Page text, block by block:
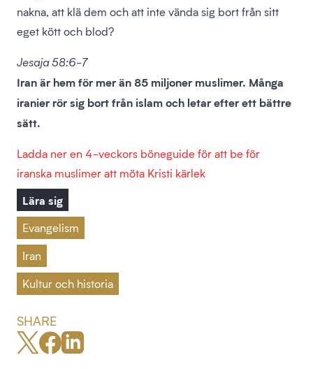
nakna, att klä dem och att inte vända sig bort från sitt
eget kött och blod?
Jesaja 58:6-7
Iran är hem för mer än 85 miljoner muslimer. Många
iranier rör sig bort från islam och letar efter ett bättre
sätt.
Ladda ner en 4-veckors böneguide för att be för
iranska muslimer att möta Kristi kärlek
Lära sig
Evangelism
Iran
Kultur och historia
SHARE